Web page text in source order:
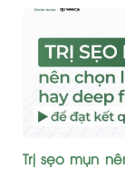
Trị sẹo mụn